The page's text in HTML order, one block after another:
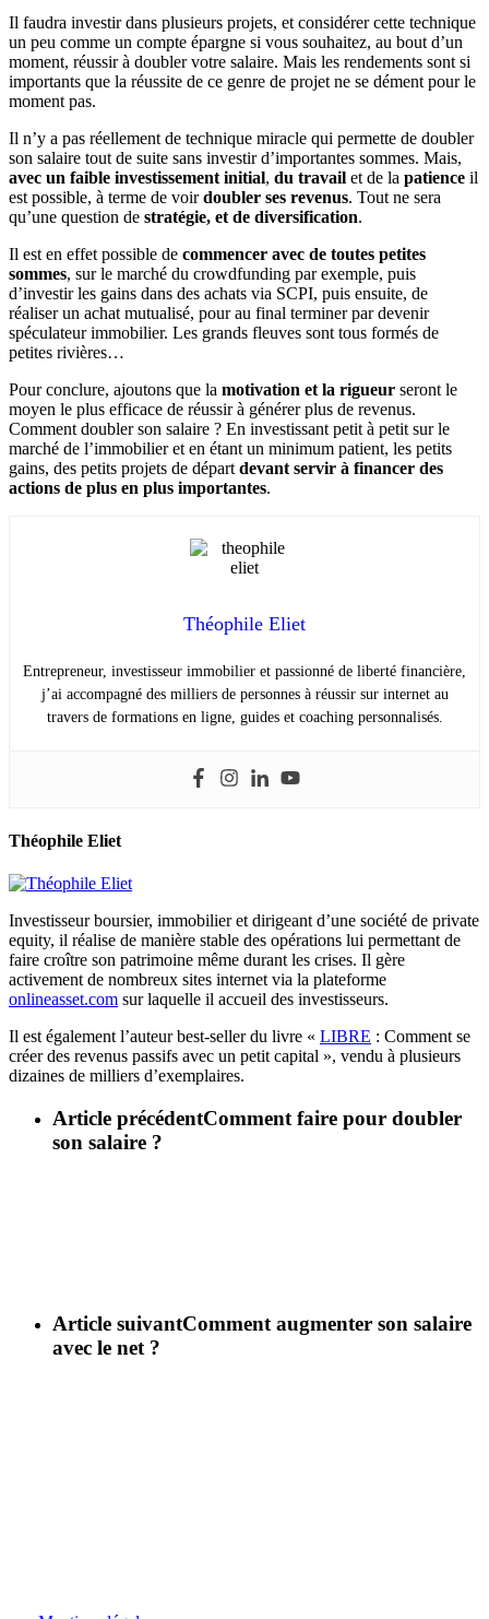
Il faudra investir dans plusieurs projets, et considérer cette technique
un peu comme un compte épargne si vous souhaitez, au bout d’un
moment, réussir à doubler votre salaire. Mais les rendements sont si
importants que la réussite de ce genre de projet ne se dément pour le
moment pas.
Il n’y a pas réellement de technique miracle qui permette de doubler
son salaire tout de suite sans investir d’importantes sommes. Mais,
avec un faible investissement initial, du travail et de la patience il
est possible, à terme de voirdoubler ses revenus. Tout ne sera
qu’une question de stratégie, et de diversification.
Il est en effet possible de commencer avec de toutes petites
sommes, sur le marché du crowdfunding par exemple, puis
d’investir les gains dans des achats via SCPI, puis ensuite, de
réaliser un achat mutualisé, pour au final terminer par devenir
spéculateur immobilier. Les grands fleuves sont tous formés de
petites rivières…
Pour conclure, ajoutons que la motivation et la rigueur seront le
moyen le plus efficace de réussir à générer plus de revenus.
Comment doubler son salaire ? En investissant petit à petit sur le
marché de l’immobilier et en étant un minimum patient, les petits
gains, des petits projets de départ devant servir à financer des
actions de plus en plus importantes.
Théophile Eliet
Entrepreneur, investisseur immobilier et passionné de liberté financière,
j’ai accompagné des milliers de personnes à réussir sur internet au
travers de formations en ligne, guides et coaching personnalisés.
Théophile Eliet
Investisseur boursier, immobilier et dirigeant d’une société de private
equity, il réalise de manière stable des opérations lui permettant de
faire croître son patrimoine même durant les crises. Il gère
activement de nombreux sites internet via la plateforme
onlineasset.com sur laquelle il accueil des investisseurs.
Il est également l’auteur best-seller du livre « LIBRE : Comment se
créer des revenus passifs avec un petit capital », vendu à plusieurs
dizaines de milliers d’exemplaires.
Article précédentComment faire pour doubler
son salaire ?
Article suivantComment augmenter son salaire
avec le net ?